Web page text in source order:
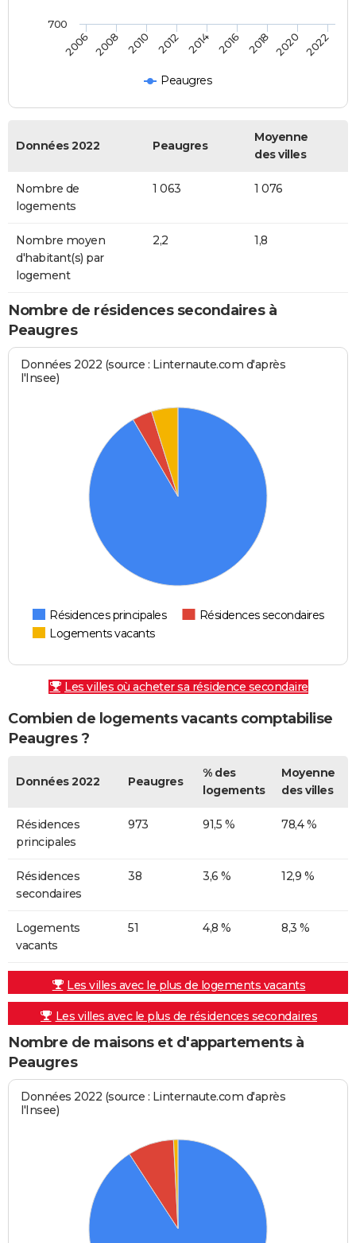
Peaugres
2006 2008 2010 2012 2014 2016 2018 2020 2022
700
Données 2022 Peaugres
Moyenne
des villes
Nombre de
logements
1 063 1 076
Nombre moyen
d'habitant(s) par
logement
2,2 1,8
Nombre de résidences secondaires à
Peaugres
Données 2022 (source : Linternaute.com d'après
l'Insee)
Résidences principales
Résidences secondaires
Logements vacants
Les villes où acheter sa résidence secondaire
Combien de logements vacants comptabilise
Peaugres ?
Données 2022 Peaugres
% des
logements
Moyenne
des villes
Résidences
principales
973 91,5 % 78,4 %
Résidences
secondaires
38 3,6 % 12,9 %
Logements
vacants
51 4,8 % 8,3 %
Les villes avec le plus de logements vacants
Les villes avec le plus de résidences secondaires
Nombre de maisons et d'appartements à
Peaugres
Données 2022 (source : Linternaute.com d'après
l'Insee)